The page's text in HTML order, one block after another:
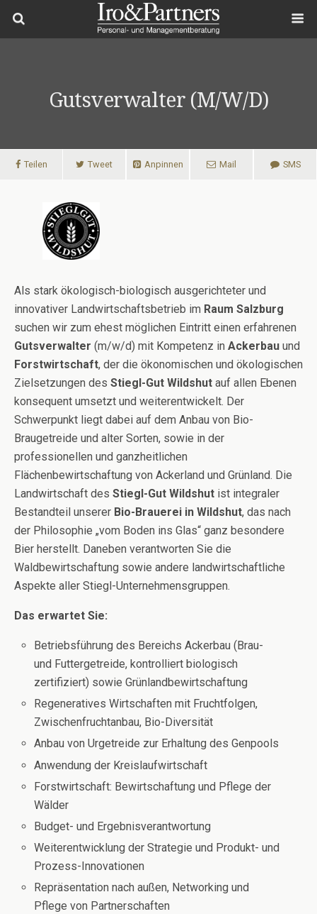
Gutsverwalter (m/w/d)
Teilen Tweet Anpinnen Mail SMS
Als stark ökologisch-biologisch ausgerichteter und
innovativer Landwirtschaftsbetrieb im Raum Salzburg
suchen wir zum ehest möglichen Eintritt einen erfahrenen
Gutsverwalter (m/w/d) mit Kompetenz in Ackerbau und
Forstwirtschaft, der die ökonomischen und ökologischen
Zielsetzungen des Stiegl-Gut Wildshut auf allen Ebenen
konsequent umsetzt und weiterentwickelt. Der
Schwerpunkt liegt dabei auf dem Anbau von Bio-
Braugetreide und alter Sorten, sowie in der
professionellen und ganzheitlichen
Flächenbewirtschaftung von Ackerland und Grünland. Die
Landwirtschaft des Stiegl-Gut Wildshut ist integraler
Bestandteil unserer Bio-Brauerei in Wildshut, das nach
der Philosophie „vom Boden ins Glas“ ganz besondere
Bier herstellt. Daneben verantworten Sie die
Waldbewirtschaftung sowie andere landwirtschaftliche
Aspekte aller Stiegl-Unternehmensgruppen.
Das erwartet Sie:
Betriebsführung des Bereichs Ackerbau (Brau-
und Futtergetreide, kontrolliert biologisch
zertifiziert) sowie Grünlandbewirtschaftung
Regeneratives Wirtschaften mit Fruchtfolgen,
Zwischenfruchtanbau, Bio-Diversität
Anbau von Urgetreide zur Erhaltung des Genpools
Anwendung der Kreislaufwirtschaft
Forstwirtschaft: Bewirtschaftung und Pflege der
Wälder
Budget- und Ergebnisverantwortung
Weiterentwicklung der Strategie und Produkt- und
Prozess-Innovationen
Repräsentation nach außen, Networking und
Pflege von Partnerschaften